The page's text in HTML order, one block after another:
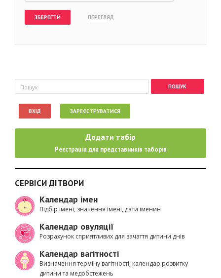
Пошукова форма
Пошук
ВХІД ЗАРЕЄСТРУВАТИСЯ
Додати табір
Реєстрація для представників таборів
СЕРВІСИ ДІТВОРИ
Календар імен
Підбір імені, значення імені, дати іменин
Календар овуляції
Розрахунок сприятливих для зачаття дитини днів
Календар вагітності
Визначення терміну вагітності, календар розвитку
дитини та медобстежень